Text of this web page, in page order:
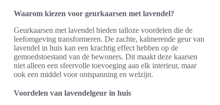
Waarom kiezen voor geurkaarsen met lavendel?
Geurkaarsen met lavendel bieden talloze voordelen die de
leefomgeving transformeren. De zachte, kalmerende geur van
lavendel in huis kan een krachtig effect hebben op de
gemoedstoestand van de bewoners. Dit maakt deze kaarsen
niet alleen een sfeervolle toevoeging aan elk interieur, maar
ook een middel voor ontspanning en welzijn.
Voordelen van lavendelgeur in huis